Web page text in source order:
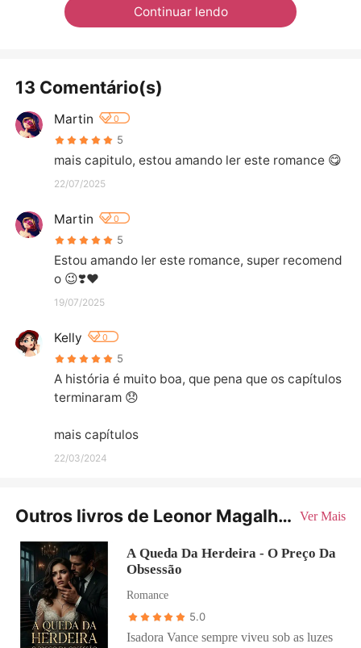
Continuar lendo
13 Comentário(s)
Martin 0
5
mais capitulo, estou amando ler este romance 😋
22/07/2025
Martin 0
5
Estou amando ler este romance, super recomend
o 😉❣️❤️
19/07/2025
Kelly 0
5
A história é muito boa, que pena que os capítulos
terminaram 😞
mais capítulos
22/03/2024
Outros livros de Leonor Magalhães Ver Mais
A Queda Da Herdeira - O Preço Da
Obsessão
Romance
5.0
Isadora Vance sempre viveu sob as luzes